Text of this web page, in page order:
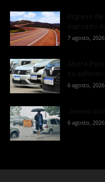
7 agosto, 2026
6 agosto, 2026
6 agosto, 2026